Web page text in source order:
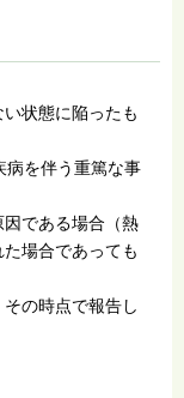
状態に陥ったも
病を伴う重篤な事
である場合（熱
場合であっても
その時点で報告し